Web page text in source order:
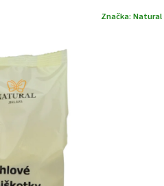
Značka: Natural